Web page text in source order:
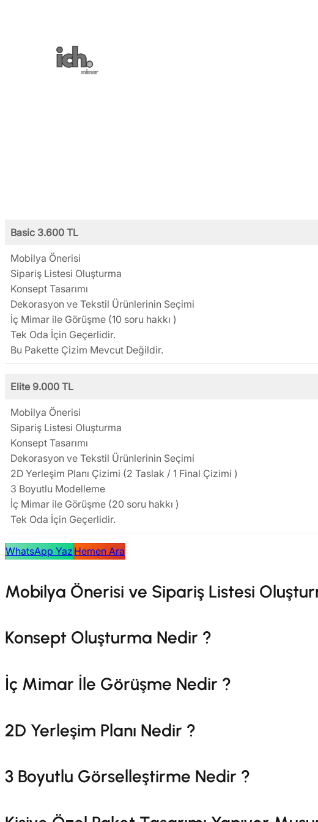
Basic 3.600 TL
Mobilya Önerisi
Sipariş Listesi Oluşturma
Konsept Tasarımı
Dekorasyon ve Tekstil Ürünlerinin Seçimi
İç Mimar ile Görüşme (10 soru hakkı )
Tek Oda İçin Geçerlidir.
Bu Pakette Çizim Mevcut Değildir.
Elite 9.000 TL
Mobilya Önerisi
Sipariş Listesi Oluşturma
Konsept Tasarımı
Dekorasyon ve Tekstil Ürünlerinin Seçimi
2D Yerleşim Planı Çizimi (2 Taslak / 1 Final Çizimi )
3 Boyutlu Modelleme
İç Mimar ile Görüşme (20 soru hakkı )
Tek Oda İçin Geçerlidir.
WhatsApp Yaz Hemen Ara
Mobilya Önerisi ve Sipariş
Konsept Oluşturma Nedir ?
İç Mimar İle Görüşme Nedir ?
2D Yerleşim Planı Nedir ?
3 Boyutlu Görselleştirme Nedir ?